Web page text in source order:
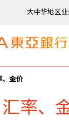
大中华地区
、金价
率、